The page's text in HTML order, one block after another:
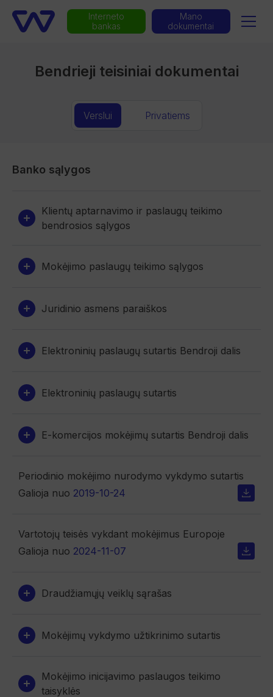
Interneto
bankas
Mano
dokumentai
Bendrieji teisiniai dokumentai
Verslui Privatiems
Banko sąlygos
Klientų aptarnavimo ir paslaugų teikimo
bendrosios sąlygos
Mokėjimo paslaugų teikimo sąlygos
Juridinio asmens paraiškos
Elektroninių paslaugų sutartis Bendroji dalis
Elektroninių paslaugų sutartis
E-komercijos mokėjimų sutartis Bendroji dalis
Periodinio mokėjimo nurodymo vykdymo sutartis
Galioja nuo 2019-10-24
Vartotojų teisės vykdant mokėjimus Europoje
Galioja nuo 2024-11-07
Draudžiamųjų veiklų sąrašas
Mokėjimų vykdymo užtikrinimo sutartis
Mokėjimo inicijavimo paslaugos teikimo
taisyklės